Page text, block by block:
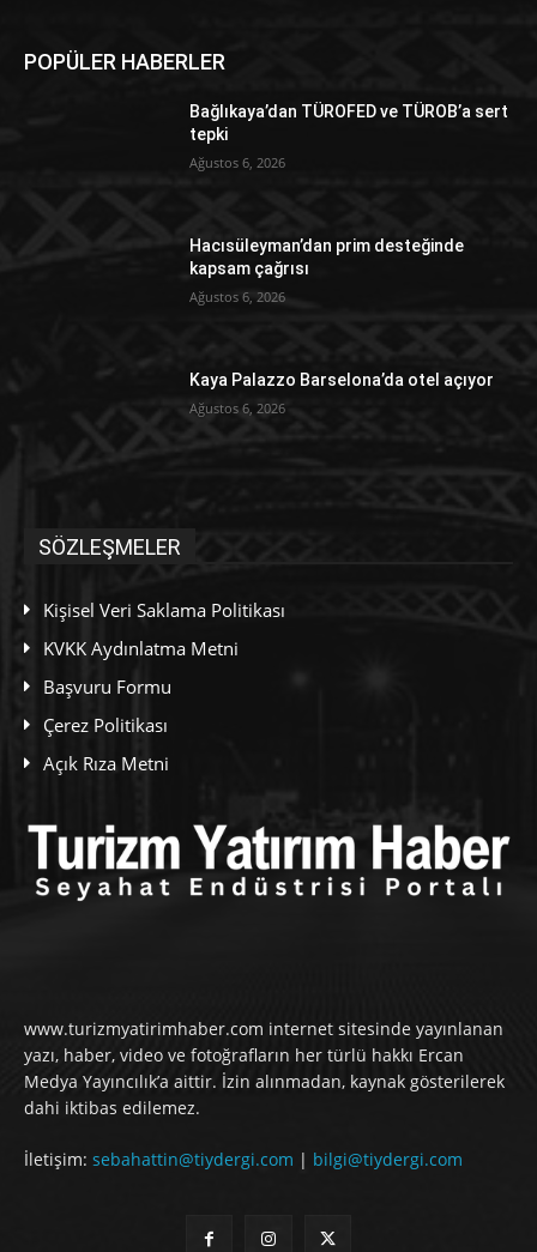
POPÜLER HABERLER
Bağlıkaya’dan TÜROFED ve TÜROB’a sert
tepki
Ağustos 6, 2026
Hacısüleyman’dan prim desteğinde
kapsam çağrısı
Ağustos 6, 2026
Kaya Palazzo Barselona’da otel açıyor
Ağustos 6, 2026
SÖZLEŞMELER
Kişisel Veri Saklama Politikası
KVKK Aydınlatma Metni
Başvuru Formu
Çerez Politikası
Açık Rıza Metni
www.turizmyatirimhaber.com internet sitesinde yayınlanan
yazı, haber, video ve fotoğrafların her türlü hakkı Ercan
Medya Yayıncılık’a aittir. İzin alınmadan, kaynak gösterilerek
dahi iktibas edilemez.
İletişim: sebahattin@tiydergi.com | bilgi@tiydergi.com